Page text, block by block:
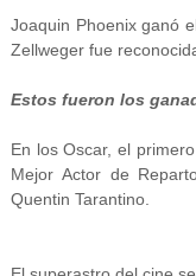
Joaquin Phoenix ganó
Zellweger fue
Estos fueron los
En los Oscar, el
Mejor Actor de
Quentin Tarantino.